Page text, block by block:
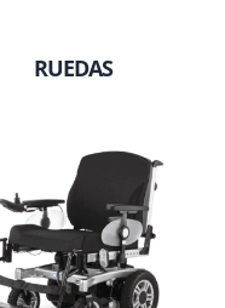
RUEDAS